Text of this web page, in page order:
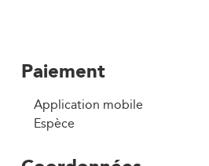
Paiement
Application mobile
Espèce